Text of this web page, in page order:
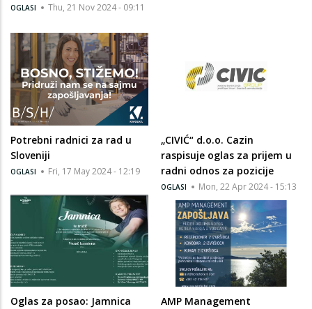
OGLASI Thu, 21 Nov 2024 - 09:11
Potrebni radnici za rad u
Sloveniji
OGLASI Fri, 17 May 2024 - 12:19
„CIVIĆ“ d.o.o. Cazin
raspisuje oglas za prijem u
radni odnos za pozicije
OGLASI Mon, 22 Apr 2024 - 15:13
Oglas za posao: Jamnica
AMP Management